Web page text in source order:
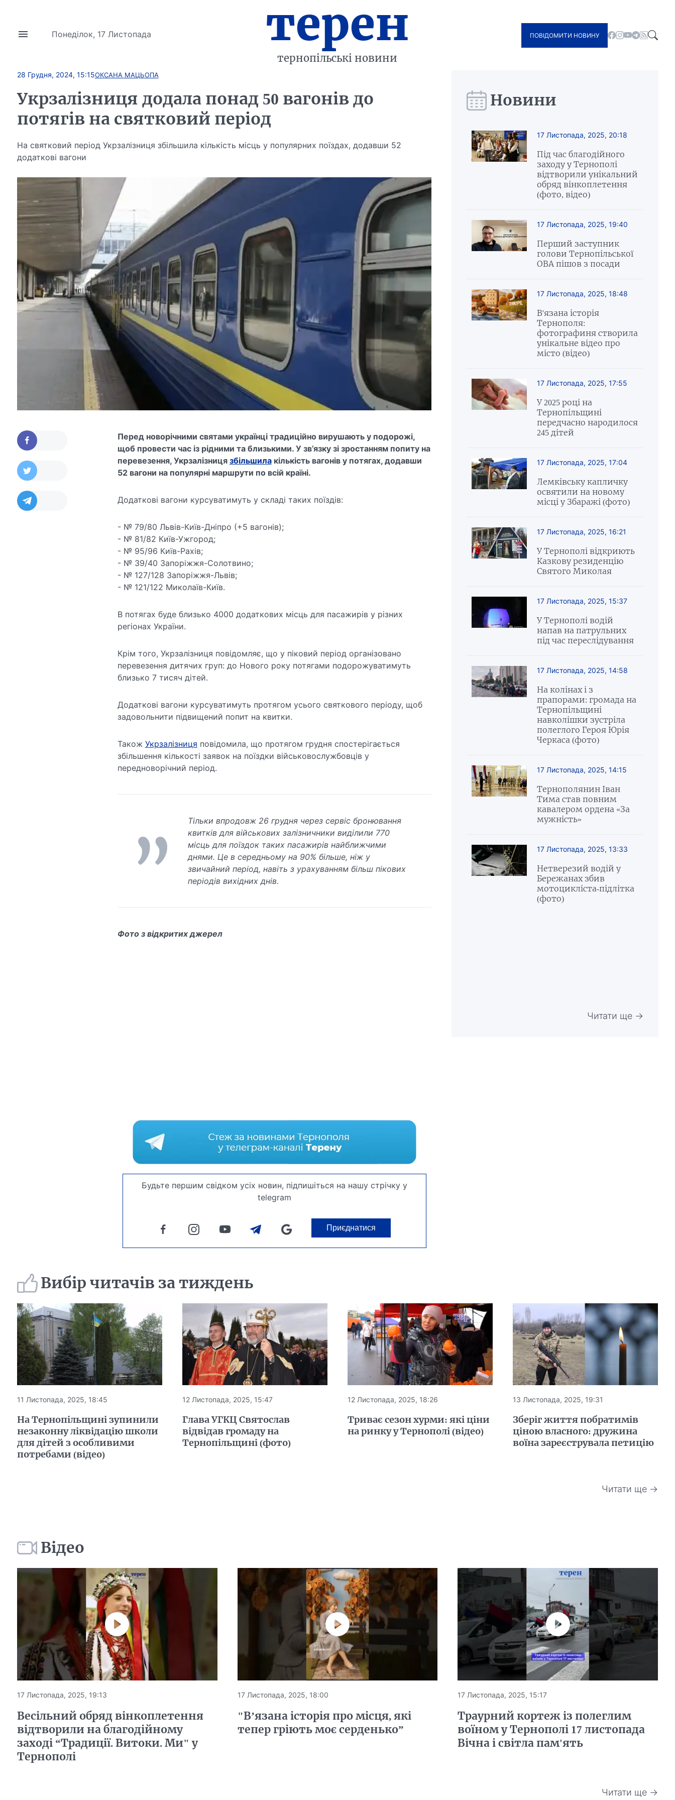
Понеділок, 17 Листопада терен
тернопільські новини
ПОВІДОМИТИ НОВИНУ
28 Грудня, 2024, 15:15ОКСАНА МАЦЬОПА
Укрзалізниця додала понад 50 вагонів до
потягів на святковий період
На святковий період Укрзалізниця збільшила кількість місць у популярних поїздах, додавши 52
додаткові вагони
Перед новорічними святами українці традиційно вирушають у подорожі,
щоб провести час із рідними та близькими. У зв’язку зі зростанням попиту на
перевезення, Укрзалізниця збільшилакількість вагонів у потягах, додавши
52 вагони на популярні маршрути по всій країні.
Додаткові вагони курсуватимуть у складі таких поїздів:
- № 79/80 Львів-Київ-Дніпро (+5 вагонів);
- № 81/82 Київ-Ужгород;
- № 95/96 Київ-Рахів;
- № 39/40 Запоріжжя-Солотвино;
- № 127/128 Запоріжжя-Львів;
- № 121/122 Миколаїв-Київ.
В потягах буде близько 4000 додаткових місць для пасажирів у різних
регіонах України.
Крім того, Укрзалізниця повідомляє, що у піковий період організовано
перевезення дитячих груп: до Нового року потягами подорожуватимуть
близько 7 тисяч дітей.
Додаткові вагони курсуватимуть протягом усього святкового періоду, щоб
задовольнити підвищений попит на квитки.
Також Укрзалізниця повідомила, що протягом грудня спостерігається
збільшення кількості заявок на поїздки військовослужбовців у
передноворічний період.
Тільки впродовж 26 грудня через сервіс бронювання
квитків для військових залізничники виділили 770
місць для поїздок таких пасажирів найближчими
днями. Це в середньому на 90% більше, ніж у
звичайний період, навіть з урахуванням більш пікових
періодів вихідних днів.
Фото з відкритих джерел
Будьте першим свідком усіх новин, підпишіться на нашу стрічку у
telegram
Приєднатися
Новини
17 Листопада, 2025, 20:18
Під час благодійного
заходу у Тернополі
відтворили унікальний
обряд вінкоплетення
(фото, відео)
17 Листопада, 2025, 19:40
Перший заступник
голови Тернопільської
ОВА пішов з посади
17 Листопада, 2025, 18:48
В'язана історія
Тернополя:
фотографиня створила
унікальне відео про
місто (відео)
17 Листопада, 2025, 17:55
У 2025 році на
Тернопільщині
передчасно народилося
245 дітей
17 Листопада, 2025, 17:04
Лемківську капличку
освятили на новому
місці у Збаражі (фото)
17 Листопада, 2025, 16:21
У Тернополі відкриють
Казкову резиденцію
Святого Миколая
17 Листопада, 2025, 15:37
У Тернополі водій
напав на патрульних
під час переслідування
17 Листопада, 2025, 14:58
На колінах і з
прапорами: громада на
Тернопільщині
навколішки зустріла
полеглого Героя Юрія
Черкаса (фото)
17 Листопада, 2025, 14:15
Тернополянин Іван
Тима став повним
кавалером ордена «За
мужність»
17 Листопада, 2025, 13:33
Нетверезий водій у
Бережанах збив
мотоцикліста-підлітка
(фото)
Читати ще →
Вибір читачів за тиждень
11 Листопада, 2025, 18:45
На Тернопільщині зупинили
незаконну ліквідацію школи
для дітей з особливими
потребами (відео)
12 Листопада, 2025, 15:47
Глава УГКЦ Святослав
відвідав громаду на
Тернопільщині (фото)
12 Листопада, 2025, 18:26
Триває сезон хурми: які ціни
на ринку у Тернополі (відео)
13 Листопада, 2025, 19:31
Зберіг життя побратимів
ціною власного: дружина
воїна зареєструвала петицію
Читати ще →
Відео
17 Листопада, 2025, 19:13
Весільний обряд вінкоплетення
відтворили на благодійному
заході “Традиції. Витоки. Ми" у
Тернополі
17 Листопада, 2025, 18:00
"В’язана історія про місця, які
тепер гріють моє серденько”
17 Листопада, 2025, 15:17
Траурний кортеж із полеглим
воїном у Тернополі 17 листопада
Вічна і світла пам'ять
Читати ще →